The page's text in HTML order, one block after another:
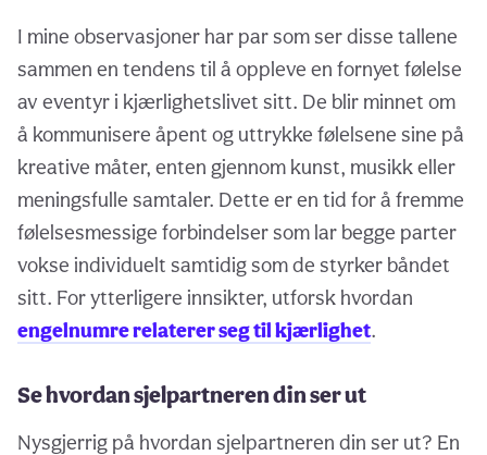
I mine observasjoner har par som ser disse tallene
sammen en tendens til å oppleve en fornyet følelse
av eventyr i kjærlighetslivet sitt. De blir minnet om
å kommunisere åpent og uttrykke følelsene sine på
kreative måter, enten gjennom kunst, musikk eller
meningsfulle samtaler. Dette er en tid for å fremme
følelsesmessige forbindelser som lar begge parter
vokse individuelt samtidig som de styrker båndet
sitt. For ytterligere innsikter, utforsk hvordan
engelnumre relaterer seg til kjærlighet.
Se hvordan sjelpartneren din ser ut
Nysgjerrig på hvordan sjelpartneren din ser ut? En